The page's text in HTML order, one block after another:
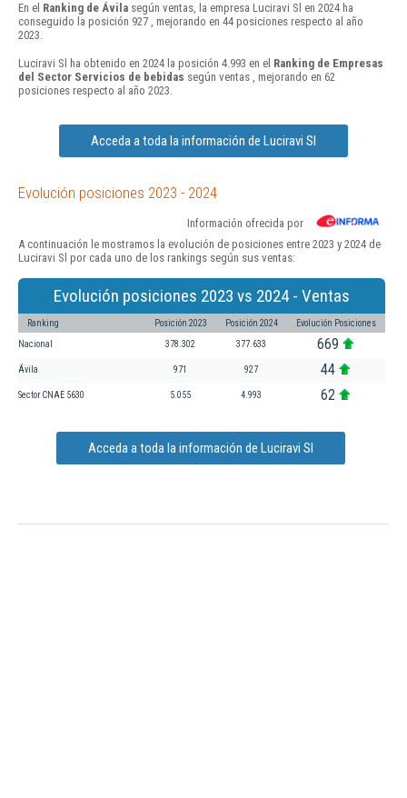
En el Ranking de Ávila según ventas, la empresa Luciravi Sl en 2024 ha
conseguido la posición 927 , mejorando en 44 posiciones respecto al año
2023.
Luciravi Sl ha obtenido en 2024 la posición 4.993 en el Ranking de Empresas
del Sector Servicios de bebidas según ventas , mejorando en 62
posiciones respecto al año 2023.
Acceda a toda la información de Luciravi Sl
Evolución posiciones 2023 - 2024
Información ofrecida por
A continuación le mostramos la evolución de posiciones entre 2023 y 2024 de
Luciravi Sl por cada uno de los rankings según sus ventas:
Evolución posiciones 2023 vs 2024 - Ventas
Ranking Posición 2023 Posición 2024 Evolución Posiciones
Nacional 378.302 377.633 669
Ávila 971 927 44
Sector CNAE 5630 5.055 4.993 62
Acceda a toda la información de Luciravi Sl